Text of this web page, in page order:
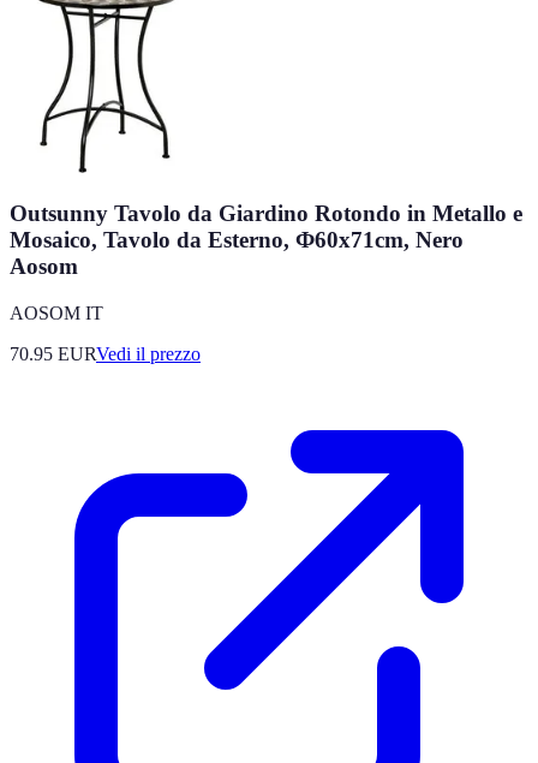
Outsunny Tavolo da Giardino Rotondo in Metallo e
Mosaico, Tavolo da Esterno, Ф60x71cm, Nero
Aosom
AOSOM IT
70.95 EURVedi il prezzo